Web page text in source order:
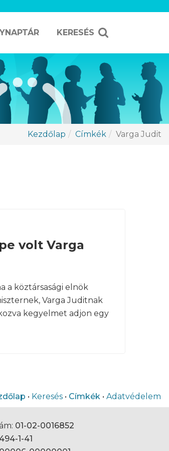
KERESÉS
Kezdőlap Címkék Varga Judit
volt Varga
a köztársasági elnök
Varga Juditnak
kegyelmet adjon egy
• Keresés • Címkék • Adatvédelem
01-02-0016852
1-41